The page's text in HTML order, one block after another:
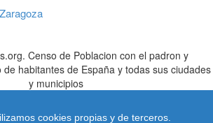
Censo de Poblacion con el padron y
habitantes de España y todas sus ciudades
y municipios
2.022 el
- Instituto Nacional de
cookies propias y de terceros.